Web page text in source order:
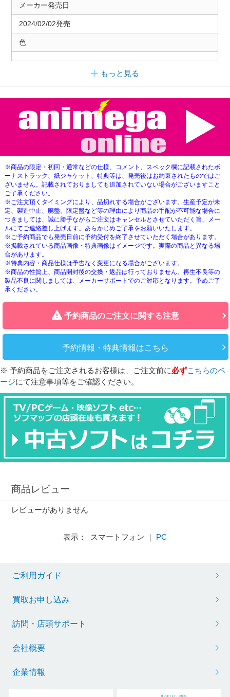
メーカー発売日
2024/02/02発売
色
もっと見る
※商品の限定・初回・通常などの仕様、コメント、スペック欄に記載されたボ
ーナストラック、紙ジャケット、特典等は、発売後はお約束されたものではご
ざいません。記載されておりましても追加されていない場合がございますこと
ご了承ください。
※ご注文頂くタイミングにより、品切れする場合がございます。生産予定が未
定、製造中止、廃盤、限定盤など等の理由により商品の手配が不可能な場合に
つきましては、誠に勝手ながらご注文はキャンセルとさせていただく旨、メー
ルにてご連絡差し上げます。あらかじめご了承をお願いいたします。
※ご予約商品でも発売日前に予約受付を終了させていただく場合があります。
※掲載されている商品画像・特典画像はイメージです。実際の商品と異なる場
合があります。
※特典内容・商品仕様は予告なく変更になる場合がございます。
※商品の性質上、商品開封後の交換・返品は行っておりません。再生不良等の
製品不良に関しましては、メーカーサポートでのご対応となります。予めご了
承ください。
予約商品のご注文に関する注意
予約情報・特典情報はこちら
※ 予約商品をご注文されるお客様は、ご注文前に必ずこちらのペ
ージにて注意事項等をご確認ください。
商品レビュー
レビューがありません
表示： スマートフォン ｜ PC
ご利用ガイド
買取お申し込み
訪問・店頭サポート
会社概要
企業情報